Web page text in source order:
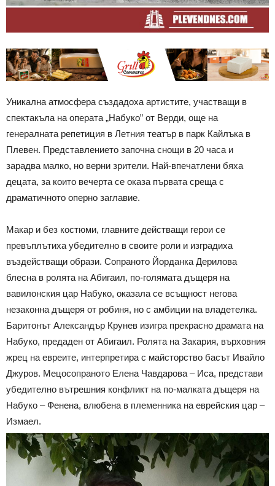
Уникална атмосфера създадоха артистите, участващи в
спектакъла на операта „Набуко” от Верди, още на
генералната репетиция в Летния театър в парк Кайлъка в
Плевен. Представлението започна снощи в 20 часа и
зарадва малко, но верни зрители. Най-впечатлени бяха
децата, за които вечерта се оказа първата среща с
драматичното оперно заглавие.
Макар и без костюми, главните действащи герои се
превъплътиха убедително в своите роли и изградиха
въздействащи образи. Сопраното Йорданка Дерилова
блесна в ролята на Абигаил, по-голямата дъщеря на
вавилонския цар Набуко, оказала се всъщност негова
незаконна дъщеря от робиня, но с амбиции на владетелка.
Баритонът Александър Крунев изигра прекрасно драмата на
Набуко, предаден от Абигаил. Ролята на Закария, върховния
жрец на евреите, интерпретира с майсторство басът Ивайло
Джуров. Мецосопраното Елена Чавдарова – Иса, представи
убедително вътрешния конфликт на по-малката дъщеря на
Набуко – Фенена, влюбена в племенника на еврейския цар –
Измаел.